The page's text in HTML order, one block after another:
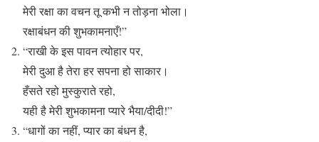
मेरी रक्षा का वचन तू कभी न तोड़ना भोला।
रक्षाबंधन की शुभकामनाएँ!”
“राखी के इस पावन त्योहार पर,
मेरी दुआ है तेरा हर सपना हो साकार।
हँसते रहो मुस्कुराते रहो,
यही है मेरी शुभकामना प्यारे भैया/दीदी!”
“धागों का नहीं, प्यार का बंधन है,